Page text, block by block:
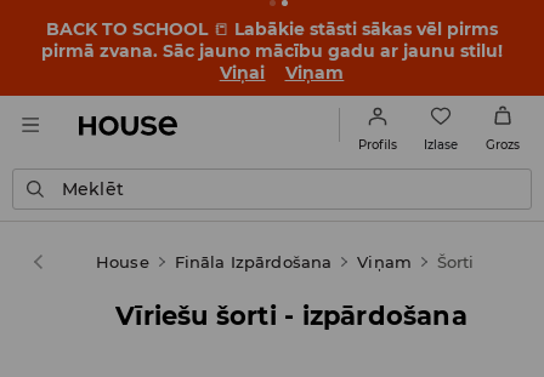
OMG, cik lēti! Ļaujies pārsteigumam – apskati jaunās
cenas akcijā FINĀLA IZPĀRDOŠANA ➡️
Viņai
Viņam
Profils Izlase Grozs
Meklēt
House Fināla Izpārdošana Viņam Šorti
Vīriešu šorti - izpārdošana